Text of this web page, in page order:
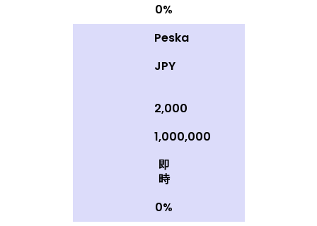
0%
Peska
JPY
2,000
1,000,000
即
時
0%